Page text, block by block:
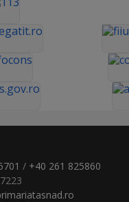
/ +40 261 825860